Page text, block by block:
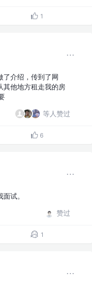
1
了介绍，传到了网
其他地方租走我的房
等人赞过
6
试。
赞过
1